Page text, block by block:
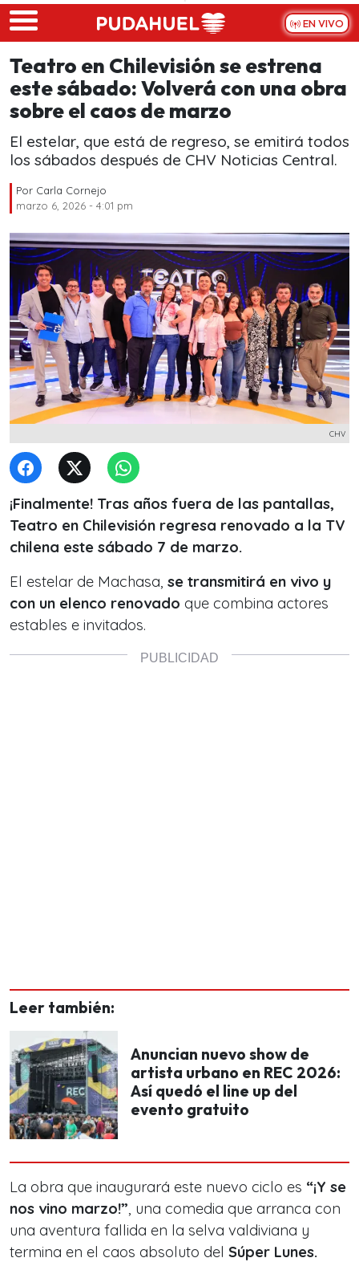
Skip to main content
EN VIVO
Teatro en Chilevisión se estrena
este sábado: Volverá con una obra
sobre el caos de marzo
El estelar, que está de regreso, se emitirá todos
los sábados después de CHV Noticias Central.
Por Carla Cornejo
marzo 6, 2026 - 4:01 pm
CHV
¡Finalmente! Tras años fuera de las pantallas,
Teatro en Chilevisión regresa renovado a la TV
chilena este sábado 7 de marzo.
El estelar de Machasa, se transmitirá en vivo y
con un elenco renovado que combina actores
estables e invitados.
Leer también:
Anuncian nuevo show de
artista urbano en REC 2026:
Así quedó el line up del
evento gratuito
La obra que inaugurará este nuevo ciclo es “¡Y se
nos vino marzo!”, una comedia que arranca con
una aventura fallida en la selva valdiviana y
termina en el caos absoluto del Súper Lunes.